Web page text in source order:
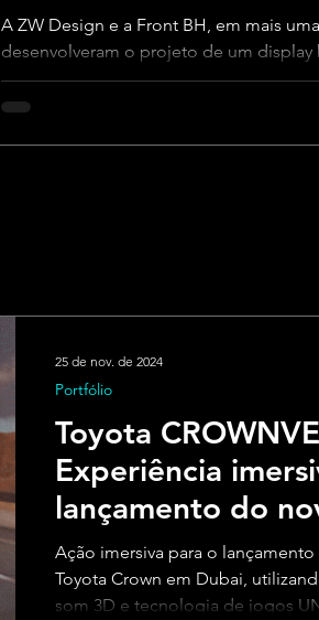
A ZW Design e a Front BH, em mais
desenvolveram o projeto de um
experimentos de novas formas de...
Toyota
Experiência
lançamento do
Crown
Ação imersiva para o lançamento
Toyota Crown em Dubai,
som 3D e tecnologia de jogos
Portfólio
25 de nov. de 2024